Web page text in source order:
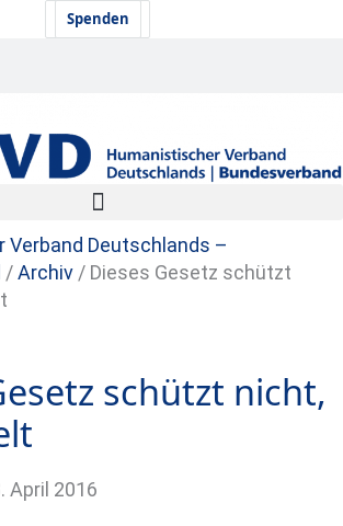
Spenden
Newsletter
Verband Deutschlands –
/Archiv / Dieses Gesetz schützt
schützt nicht,
April 2016